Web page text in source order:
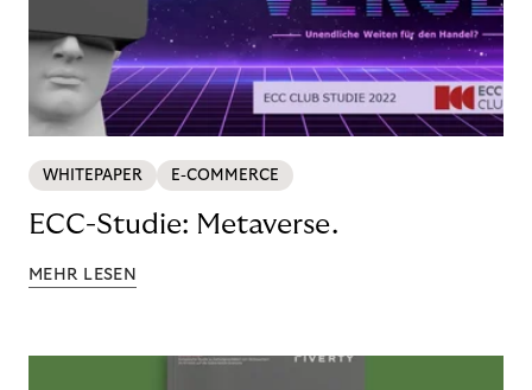
WHITEPAPER E-COMMERCE
ECC-Studie: Metaverse.
MEHR LESEN